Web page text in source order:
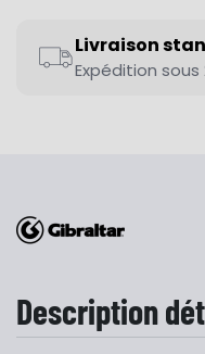
Livraison
Expédition
Description